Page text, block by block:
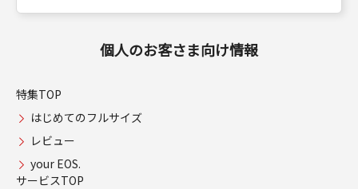
個人のお客さま向け情報
特集TOP
はじめてのフルサイズ
レビュー
your EOS.
サービスTOP